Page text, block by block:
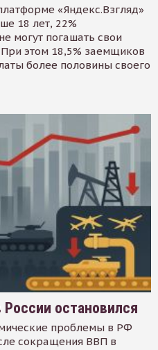
«Яндекс.Взгляд»
18 лет, 22%
могут погашать свои
этом 18,5% заемщиков
более половины своего
остановился
проблемы в РФ
сокращения ВВП в